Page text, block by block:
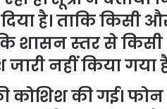
है। ताकि किसी
शासन स्तर से किसी
नहीं किया गया
की गई। फोन